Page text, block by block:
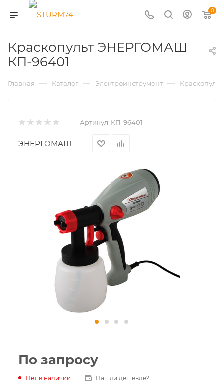
0
Краскопульт ЭНЕРГОМАШ
КП-96401
Главная — Каталог — Электроинструмент —
Артикул: КП-96401
ЭНЕРГОМАШ
По запросу
Нет в наличии Нашли дешевле?